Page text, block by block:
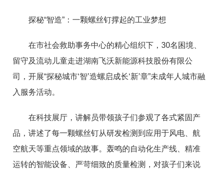
探秘“智造”：一颗螺丝钉撑起的工业梦想
在市社会救助事务中心的精心组织下，30名困境、
留守及流动儿童走进湖南飞沃新能源科技股份有限公
司，开展“探秘城市‘智’造螺启成长‘新’章”未成年人城市融
入服务活动。
在科技展厅，讲解员带领孩子们参观了各式紧固产
品，讲述了每一颗螺丝钉从研发检测到应用于风电、航
空航天等重点领域的故事。轰鸣的自动化生产线、精准
运转的智能设备、严苛细致的质量检测，对孩子们来说